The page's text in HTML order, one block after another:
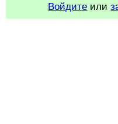
Войдите или